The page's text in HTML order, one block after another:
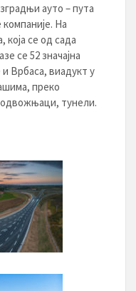
ауто – пута
компаније. На
се од сада
се 52 значајна
Врбаса, виадукт у
преко
тунели.